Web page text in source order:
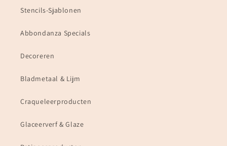
Stencils-Sjablonen
Abbondanza Specials
Decoreren
Bladmetaal & Lijm
Craqueleerproducten
Glaceerverf & Glaze